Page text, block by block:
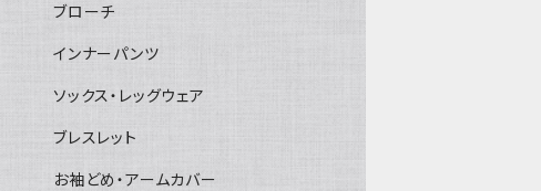
ブローチ
インナーパンツ
ソックス・レッグウェア
ブレスレット
お袖どめ・アームカバー